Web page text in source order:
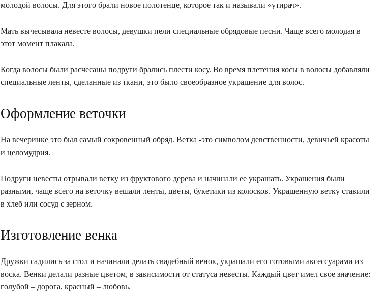
молодой волосы. Для этого брали новое полотенце, которое так и называли «утирач».
Мать вычесывала невесте волосы, девушки пели специальные обрядовые песни. Чаще всего молодая в
этот момент плакала.
Когда волосы были расчесаны подруги брались плести косу. Во время плетения косы в волосы добавляли
специальные ленты, сделанные из ткани, это было своеобразное украшение для волос.
Оформление веточки
На вечеринке это был самый сокровенный обряд. Ветка -это символом девственности, девичьей красоты
и целомудрия.
Подруги невесты отрывали ветку из фруктового дерева и начинали ее украшать. Украшения были
разными, чаще всего на веточку вешали ленты, цветы, букетики из колосков. Украшенную ветку ставили
в хлеб или сосуд с зерном.
Изготовление венка
Дружки садились за стол и начинали делать свадебный венок, украшали его готовыми аксессуарами из
воска. Венки делали разные цветом, в зависимости от статуса невесты. Каждый цвет имел свое значение:
голубой – дорога, красный – любовь.